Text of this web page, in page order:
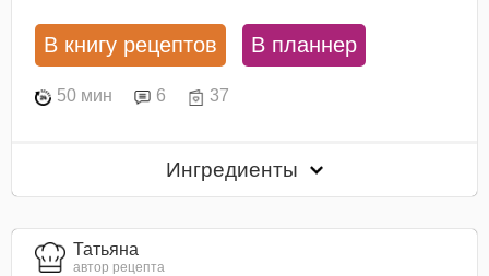
В книгу рецептов В планнер
50 мин 6 37
Ингредиенты
Татьяна
автор рецепта